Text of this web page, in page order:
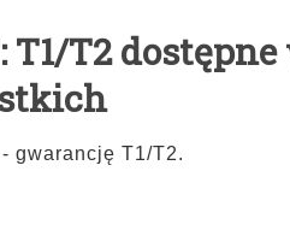
T1/T2
gwarancję T1/T2.